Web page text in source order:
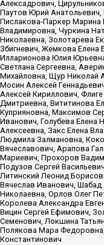
Алексадрович,
Паутов Юрий
Пислакова-Паркер Марина
Владимировна, Чуркина
Николаевна, Золотарева
Збигневич, Жемкова Елена
Илларионова Юлия
Светлана Сергеевна,
Михайловна, Щур Николай
Мосин Алексей
Алексей Кириллович,
Дмитриевна, Вититинова
Куприяновна, Максимов
Иванович, Голубева Елена
Алексеевна, Закс Елена
Людмила Залмановна,
Вячеславович, Арапова
Мариевич, Прохоров
Подузов Сергей
Литинский Леонид
Вячеслав Иванович,
Николаевна, Орлов Олег
Королева Александра
Вицин Сергей Ефимович,
Семенович, Локшина
Полякова Мара
Константинович